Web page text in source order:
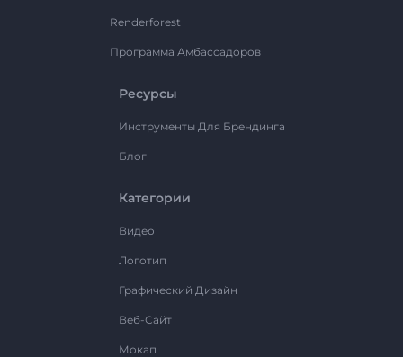
Renderforest
Программа Амбассадоров
Ресурсы
Инструменты Для Брендинга
Блог
Категории
Видео
Логотип
Графический Дизайн
Веб-Сайт
Мокап